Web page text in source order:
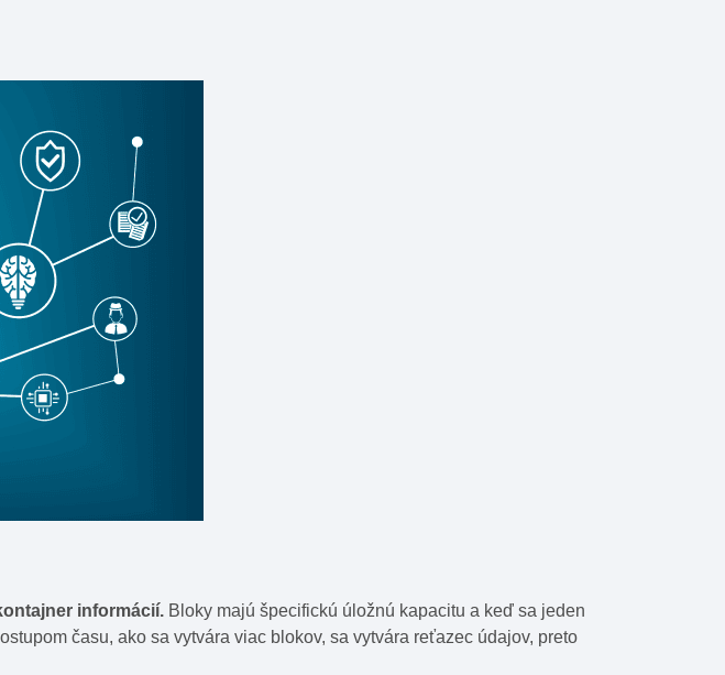
informácií. Bloky majú špecifickú úložnú kapacitu a keď sa jeden
času, ako sa vytvára viac blokov, sa vytvára reťazec údajov, preto